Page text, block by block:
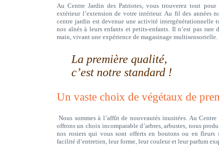
Au Centre Jardin des Patriotes, vous trouverez tout
extérieur l’extension de votre intérieur. Au fil des années
centre jardin est devenue une activité intergénérationnelle
nos aînés à leurs enfants et petits-enfants. Il n’est pas rare
main, vivant une expérience de magasinage multisensorielle.
La première qualité,
c’est notre standard !
Un vaste choix de végétaux de
Nous sommes à l’affût de nouveautés inusitées. Au
offrons un choix incomparable d’arbres, arbustes, nous
nos rosiers qui vous sont offerts en boutons ou en fleurs
facilité d’entretien, leur forme, leur couleur et leur parfum